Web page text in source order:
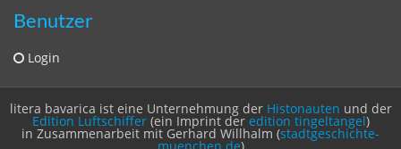
Statistik
Kontakt
Fehlendes Buch melden
Newsletter bestellen